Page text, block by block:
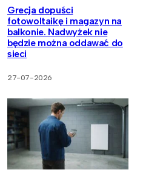
Grecja dopuści
fotowoltaikę i magazyn na
balkonie. Nadwyżek nie
będzie można oddawać do
sieci
27-07-2026